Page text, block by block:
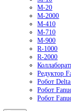
Роботы Epson
Роботы FANUC
M-10
M-20
M-2000
M-410